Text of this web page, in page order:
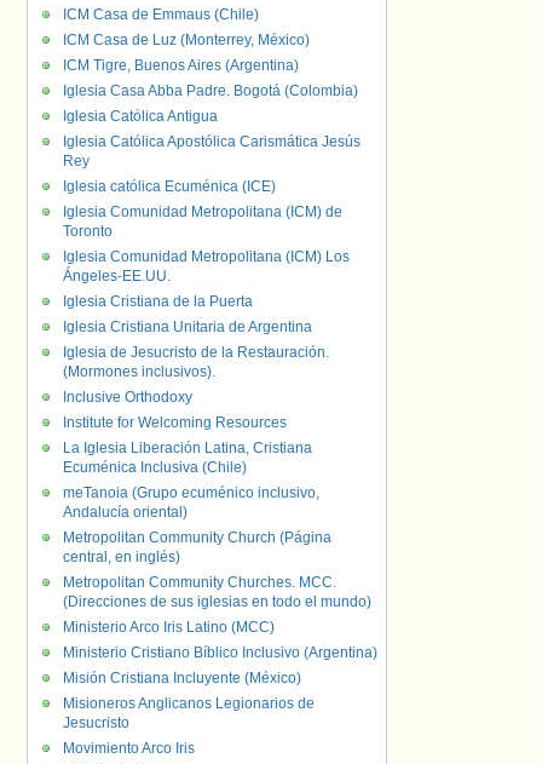
ICM Casa de Emmaus (Chile)
ICM Casa de Luz (Monterrey, México)
ICM Tigre, Buenos Aires (Argentina)
Iglesia Casa Abba Padre. Bogotá (Colombia)
Iglesia Católica Antigua
Iglesia Católica Apostólica Carismática Jesús
Rey
Iglesia católica Ecuménica (ICE)
Iglesia Comunidad Metropolitana (ICM) de
Toronto
Iglesia Comunidad Metropolitana (ICM) Los
Ángeles-EE.UU.
Iglesia Cristiana de la Puerta
Iglesia Cristiana Unitaria de Argentina
Iglesia de Jesucristo de la Restauración.
(Mormones inclusivos).
Inclusive Orthodoxy
Institute for Welcoming Resources
La Iglesia Liberación Latina, Cristiana
Ecuménica Inclusiva (Chile)
meTanoia (Grupo ecuménico inclusivo,
Andalucía oriental)
Metropolitan Community Church (Página
central, en inglés)
Metropolitan Community Churches. MCC.
(Direcciones de sus iglesias en todo el mundo)
Ministerio Arco Iris Latino (MCC)
Ministerio Cristiano Bíblico Inclusivo (Argentina)
Misión Cristiana Incluyente (México)
Misioneros Anglicanos Legionarios de
Jesucristo
Movimiento Arco Iris